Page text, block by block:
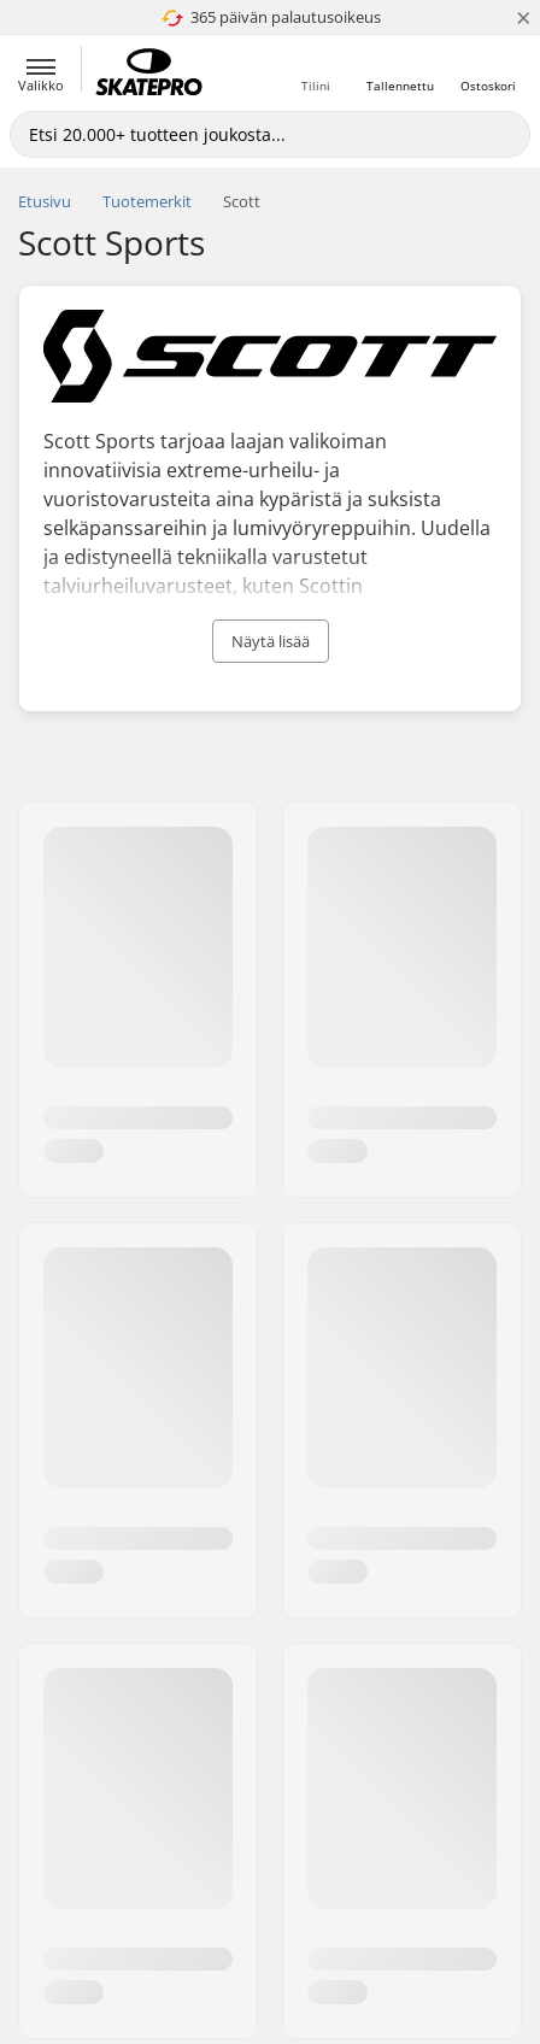
365 päivän palautusoikeus
4.8 / 5 ×
Valikko Ostoskori
Tallennettu
Tilini
Etusivu Tuotemerkit Scott
Scott Sports
Scott Sports tarjoaa laajan valikoiman
innovatiivisia extreme-urheilu- ja
vuoristovarusteita aina kypäristä ja suksista
selkäpanssareihin ja lumivyöryreppuihin. Uudella
ja edistyneellä tekniikalla varustetut
talviurheiluvarusteet, kuten Scottin
laskettelusukset, -monot ja lumivyöryvarusteet,
sopivat parhaiten edistyneemmille laskijoille.
merkittäviä innovaatioita, ja sen tuotteet, kuten
Näytä lisää